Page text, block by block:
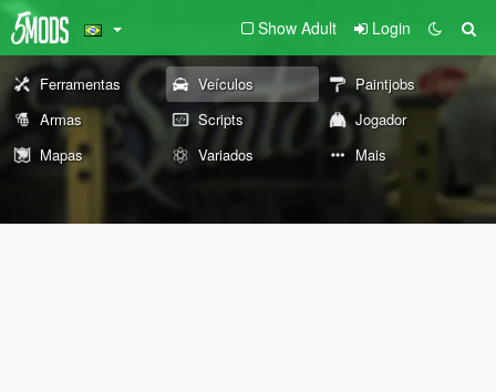
Show Adult Login
Ferramentas Veículos
Paintjobs
Armas
Scripts
Jogador
Mapas
Variados Mais